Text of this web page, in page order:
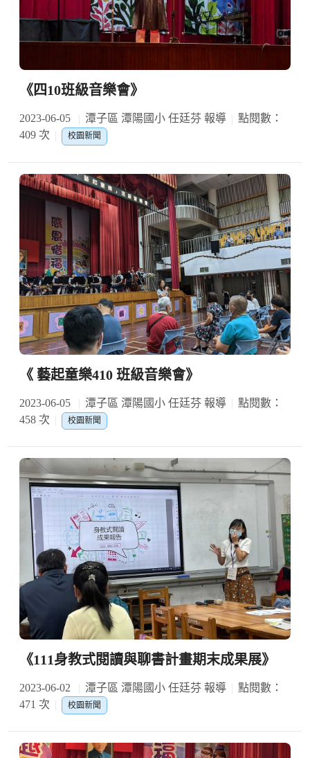
《四10班級音樂會》
2023-06-05 潭子區 潭陽國小 任廷芬 報導
點閱數：
409 次
校園新聞
《 藝起童樂410 班級音樂會》
2023-06-05 潭子區 潭陽國小 任廷芬 報導
點閱數：
458 次
校園新聞
《111身教式閱讀與聊書計畫期末成果展》
2023-06-02 潭子區 潭陽國小 任廷芬 報導
點閱數：
471 次
校園新聞